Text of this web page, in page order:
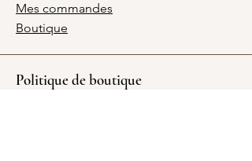
Mes commandes
Boutique
Politique de boutique